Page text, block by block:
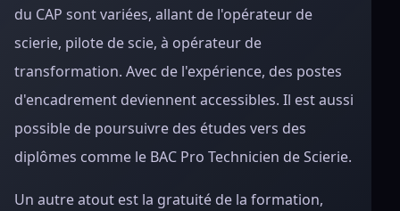
du CAP sont variées, allant de l'opérateur de
scierie, pilote de scie, à opérateur de
transformation. Avec de l'expérience, des postes
d'encadrement deviennent accessibles. Il est aussi
possible de poursuivre des études vers des
diplômes comme le BAC Pro Technicien de Scierie.
Un autre atout est la gratuité de la formation,